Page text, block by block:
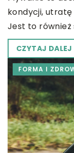
kondycji,
Jest to
CZYTAJ DALEJ
FORMA I